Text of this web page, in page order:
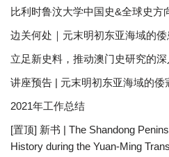
比利时鲁汶大学中国史&全球史方
边关何处｜元末明初东亚海域的
立足新史料，推动澳门史研究的
讲座预告 | 元末明初东亚海域的倭
2021年工作总结
[置顶] 新书 | The Shandong
History during the Yuan-Ming